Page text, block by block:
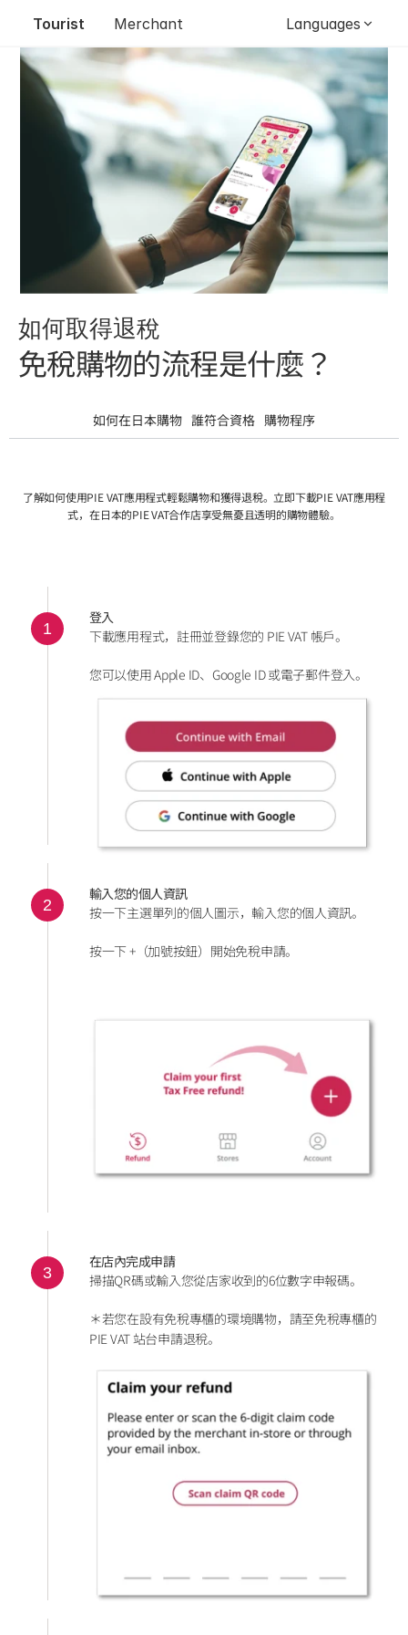
Tourist Merchant Languages
如何取得退稅
免稅購物的流程是什麼？
如何在日本購物 誰符合資格 購物程序
了解如何使用PIE VAT應用程式輕鬆購物和獲得退稅。立即下載PIE VAT應用程
式，在日本的PIE VAT合作店享受無憂且透明的購物體驗。
1
登入
下載應用程式，註冊並登錄您的 PIE VAT 帳戶。
您可以使用 Apple ID、Google ID 或電子郵件登入。
2
輸入您的個人資訊
按一下主選單列的個人圖示，輸入您的個人資訊。
按一下 +（加號按鈕）開始免稅申請。
3
在店內完成申請
掃描QR碼或輸入您從店家收到的6位數字申報碼。
＊若您在設有免稅專櫃的環境購物，請至免稅專櫃的
PIE VAT 站台申請退稅。